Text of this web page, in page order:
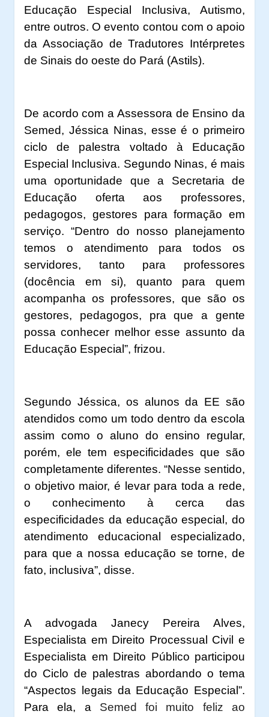
Educação Especial Inclusiva, Autismo,
entre outros. O evento contou com o apoio
da Associação de Tradutores Intérpretes
de Sinais do oeste do Pará (Astils).
De acordo com a Assessora de Ensino da
Semed, Jéssica Ninas, esse é o primeiro
ciclo de palestra voltado à Educação
Especial Inclusiva. Segundo Ninas, é mais
uma oportunidade que a Secretaria de
Educação oferta aos professores,
pedagogos, gestores para formação em
serviço. “Dentro do nosso planejamento
temos o atendimento para todos os
servidores, tanto para professores
(docência em si), quanto para quem
acompanha os professores, que são os
gestores, pedagogos, pra que a gente
possa conhecer melhor esse assunto da
Educação Especial”, frizou.
Segundo Jéssica, os alunos da EE são
atendidos como um todo dentro da escola
assim como o aluno do ensino regular,
porém, ele tem especificidades que são
completamente diferentes. “Nesse sentido,
o objetivo maior, é levar para toda a rede,
o conhecimento à cerca das
especificidades da educação especial, do
atendimento educacional especializado,
para que a nossa educação se torne, de
fato, inclusiva”, disse.
A advogada Janecy Pereira Alves,
Especialista em Direito Processual Civil e
Especialista em Direito Público participou
do Ciclo de palestras abordando o tema
“Aspectos legais da Educação Especial”.
Para ela, aSemed foi muito feliz ao